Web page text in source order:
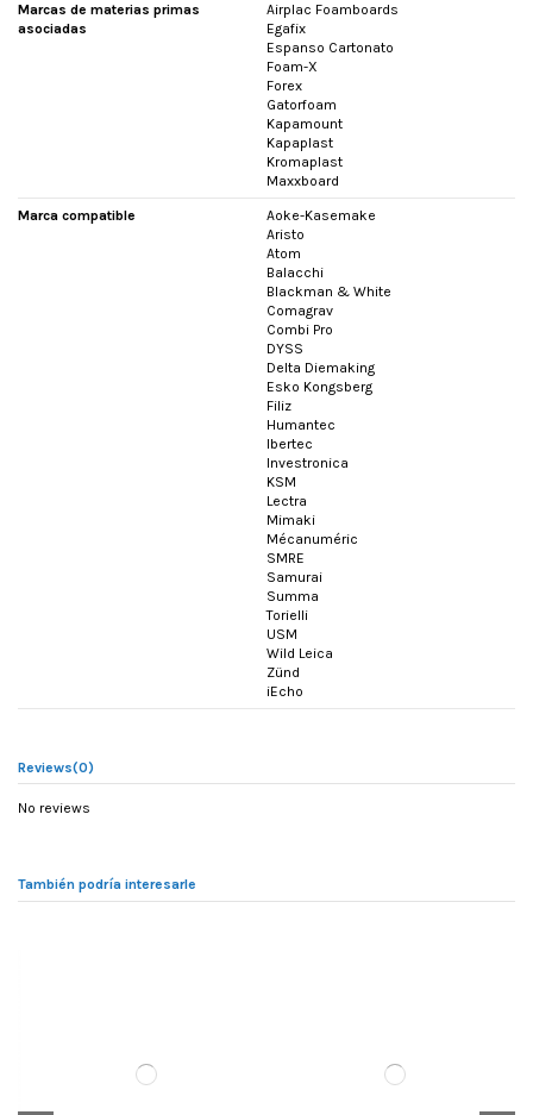
Marcas de materias primas
asociadas
Airplac Foamboards
Egafix
Espanso Cartonato
Foam-X
Forex
Gatorfoam
Kapamount
Kapaplast
Kromaplast
Maxxboard
Marca compatible
Aoke-Kasemake
Aristo
Atom
Balacchi
Blackman & White
Comagrav
Combi Pro
DYSS
Delta Diemaking
Esko Kongsberg
Filiz
Humantec
Ibertec
Investronica
KSM
Lectra
Mimaki
Mécanuméric
SMRE
Samurai
Summa
Torielli
USM
Wild Leica
Zünd
iEcho
Reviews(0)
No reviews
También podría interesarle